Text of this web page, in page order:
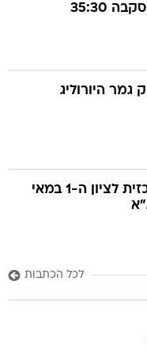
35:30
היורוליג
עצרת מרכזית לציון ה-1 במאי
לכל הכתבות